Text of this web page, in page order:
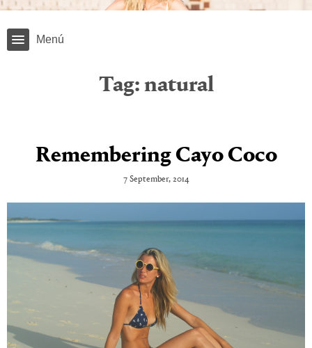
Menú
Tag: natural
Remembering Cayo Coco
7 September, 2014